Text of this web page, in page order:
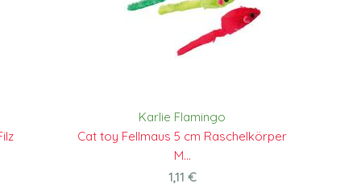
Karlie Flamingo
Cat toy Fellmaus 5 cm Raschelkörper
M...
1,11 €